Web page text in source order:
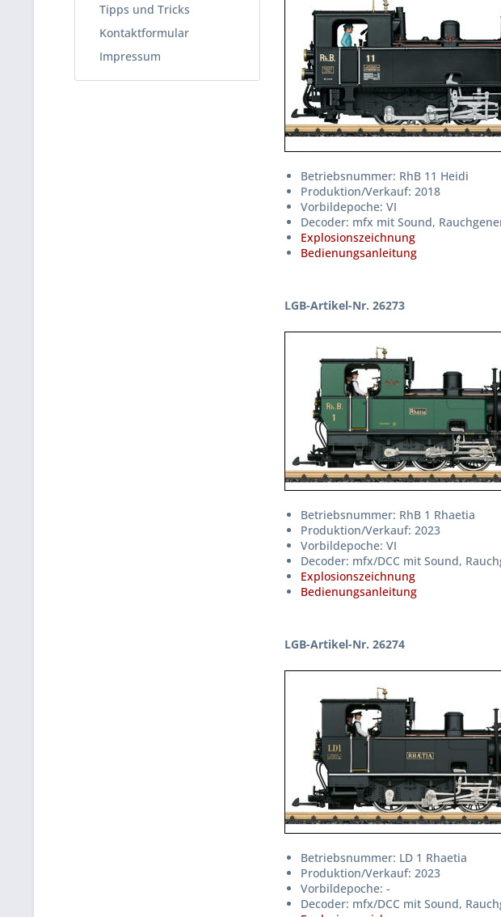
Tipps und Tricks
Kontaktformular
Impressum
Betriebsnummer: RhB 11 Heidi
Produktion/Verkauf: 2018
Vorbildepoche: VI
Decoder: mfx mit Sound,
Explosionszeichnung
Bedienungsanleitung
LGB-Artikel-Nr. 26273
Betriebsnummer: RhB 1 Rhaetia
Produktion/Verkauf: 2023
Vorbildepoche: VI
Decoder: mfx/DCC mit Sound,
Explosionszeichnung
Bedienungsanleitung
LGB-Artikel-Nr. 26274
Betriebsnummer: LD 1 Rhaetia
Produktion/Verkauf: 2023
Vorbildepoche: -
Decoder: mfx/DCC mit Sound,